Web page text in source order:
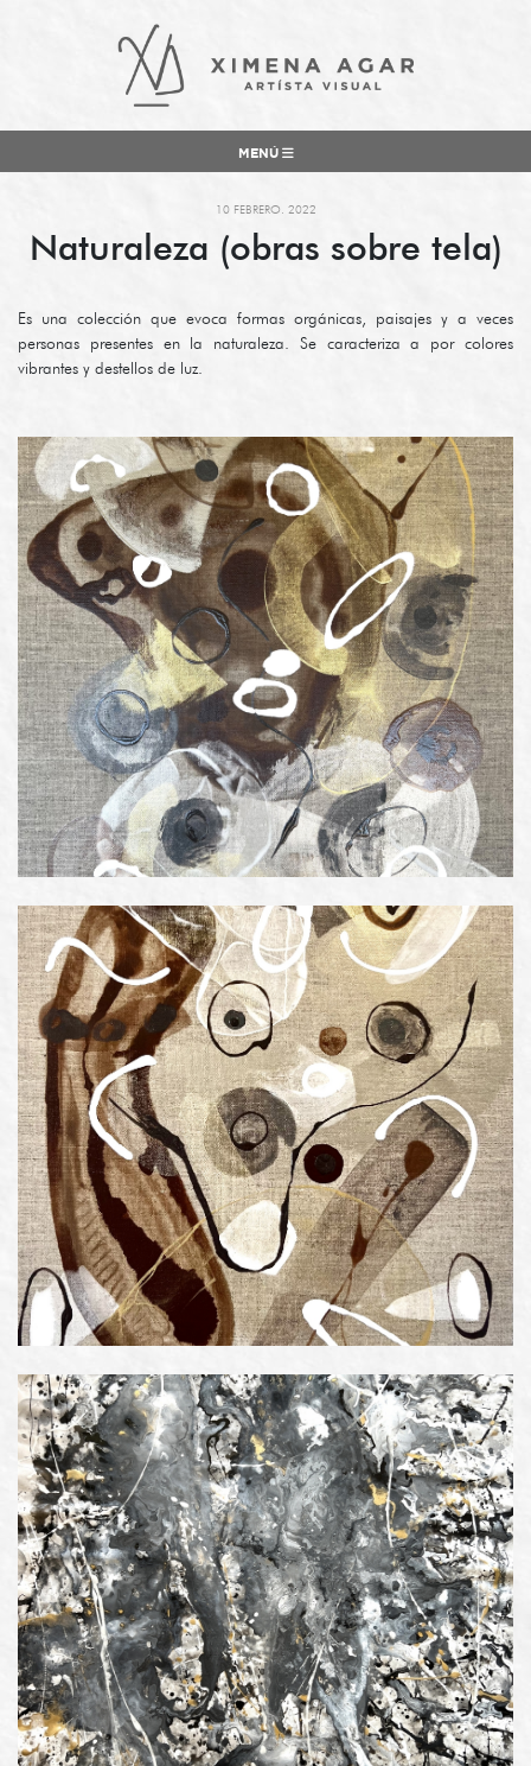
MENÚ
10 FEBRERO. 2022
Naturaleza (obras sobre tela)
Es una colección que evoca formas orgánicas, paisajes y a veces
personas presentes en la naturaleza. Se caracteriza a por colores
vibrantes y destellos de luz.